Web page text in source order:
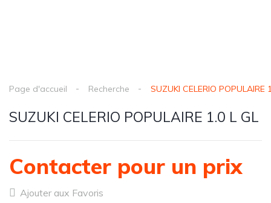
Page d'accueil Recherche SUZUKI CELERIO POPULAIRE
SUZUKI CELERIO POPULAIRE 1.0 L GL
Contacter pour un prix
Ajouter aux Favoris